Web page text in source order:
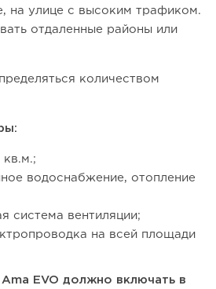
рублей до бизнеса стоимостью
на улице с высоким трафиком.
отдаленные районы или
количеством
кв.м.;
водоснабжение, отопление
система вентиляции;
на всей площади
EVO должно включать в